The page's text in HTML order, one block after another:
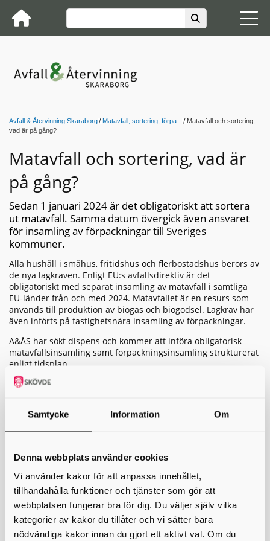
Samtycke Information Om
Denna webbplats använder cookies
Vi använder kakor för att anpassa innehållet,
tillhandahålla funktioner och tjänster som gör att
webbplatsen fungerar bra för dig. Du väljer själv vilka
kategorier av kakor du tillåter och vi sätter bara
nödvändiga kakor innan du gjort ett aktivt val. Om du
Avfall & Återvinning Skaraborg Matavfall, sortering, förpa...
Matavfall och sortering,
vad är på gång?
Matavfall och sortering, vad är
på gång?
Sedan 1 januari 2024 är det obligatoriskt att sortera
ut matavfall. Samma datum övergick även ansvaret
för insamling av förpackningar till Sveriges
kommuner.
Alla hushåll i småhus, fritidshus och flerbostadshus berörs av
de nya lagkraven. Enligt EU:s avfallsdirektiv är det
obligatoriskt med separat insamling av matavfall i samtliga
EU-länder från och med 2024. Matavfallet är en resurs som
används till produktion av biogas och biogödsel. Lagkrav har
även införts på fastighetsnära insamling av förpackningar.
A&ÅS har sökt dispens och kommer att införa obligatorisk
matavfallsinsamling samt förpackningsinsamling strukturerat
enligt tidsplan.
Uppstart av insamling i flerbostadshus sker enligt följande
maj 2026 fastigheter i Falköping
För mer detaljer se sida om insamling iflerbostadshus
Uppstart av insamling i småhus sker enligt följande tidplan:
våren 2026, resterande småhushushåll i Gullspång
våren 2026, resterande delar av Mariestads kommun
våren 2027, Skövde kommun